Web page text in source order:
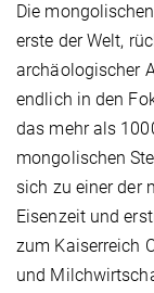
Die
erste der Welt,
archäologischer
endlich in den
das mehr als
mongolischen
sich zu einer der
Eisenzeit und
zum Kaiserreich
und